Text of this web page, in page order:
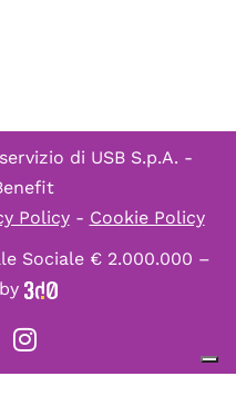
di USB S.p.A. -
Policy- Cookie Policy
Sociale € 2.000.000 –